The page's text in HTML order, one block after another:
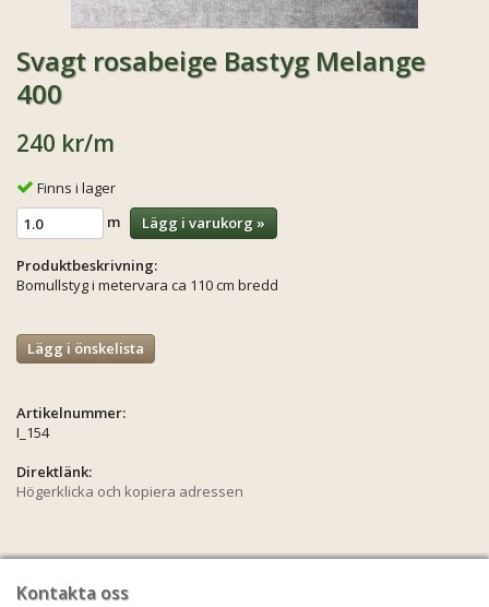
Svagt rosabeige Bastyg Melange
400
240 kr/m
Finns i lager
m
Lägg i varukorg »
Produktbeskrivning:
Bomullstyg i metervara ca 110 cm bredd
Lägg i önskelista
Artikelnummer:
I_154
Direktlänk:
Högerklicka och kopiera adressen
Kontakta oss